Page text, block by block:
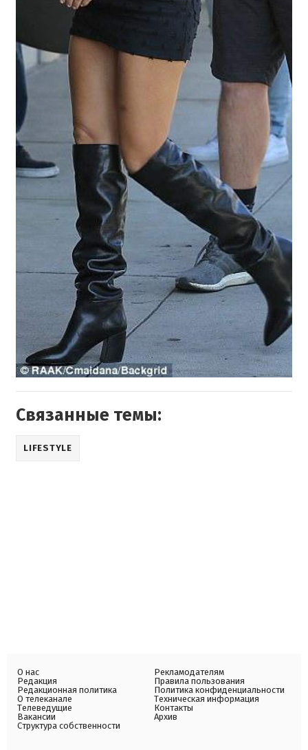
Связанные темы:
LIFESTYLE
О нас
Редакция
Редакционная политика
О телеканале
Телеведущие
Вакансии
Структура собственности
Рекламодателям
Правила пользования
Политика конфиденциальности
Техническая информация
Контакты
Архив